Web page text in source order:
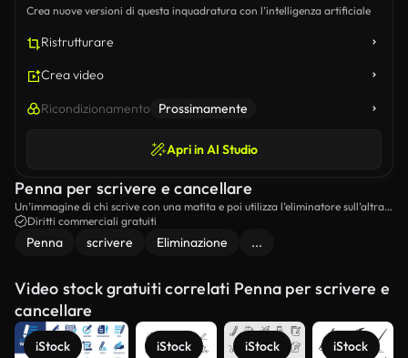
Crea nuove versioni di questa inquadratura con l’intelligenza artificiale
Ristrutturare
Crea video
Ricondizionamento Prossimamente
Apri in AI Studio
Penna per scrivere e cancellare
Un’immagine di chi scrive con una matita e poi utilizza l’eliminatore sull’altra
estremità della matita.
Diritti commerciali gratuiti
Penna scrivere Eliminazione ...
Video stock gratuiti correlati Penna per scrivere e
cancellare
iStock iStock iStock iStock